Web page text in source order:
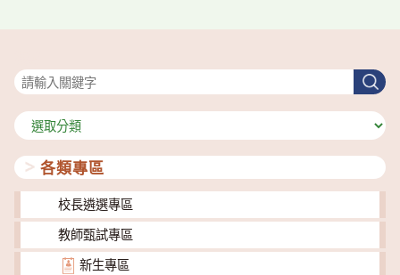
搜
尋
分
類
各類專區
校長遴選專區
教師甄試專區
新生專區